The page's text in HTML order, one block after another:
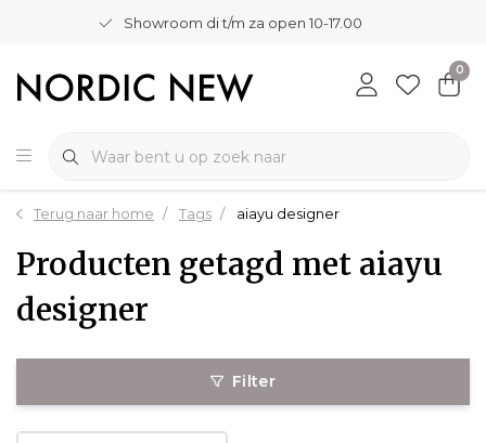
Showroom di t/m za open 10-17.00
0
Terug naar home Tags aiayu designer
Producten getagd met aiayu
designer
Filter